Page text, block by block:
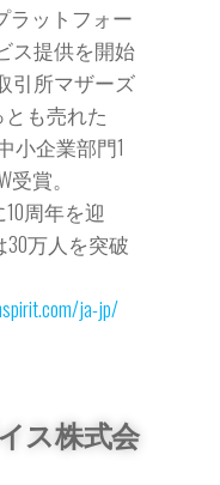
ラットフォー
ス提供を開始
引所マザーズ
も売れた
中小企業部門1
賞。
10周年を迎
万人を突破
ja-jp/
ス株式会